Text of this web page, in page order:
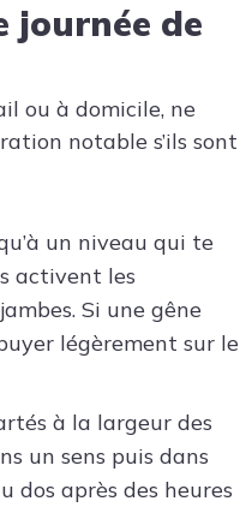
journée de
ou à domicile, ne
notable s’ils sont
un niveau qui te
activent les
Si une gêne
légèrement sur le
à la largeur des
un sens puis dans
dos après des heures